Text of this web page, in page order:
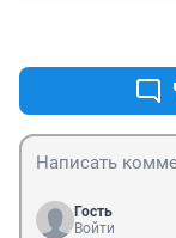
Гость
Войти